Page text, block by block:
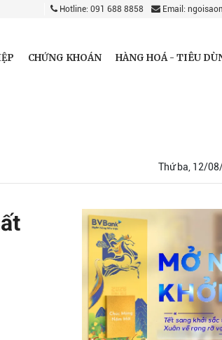
Hotline: 091 688 8858 Email:
CHỨNG KHOÁN HÀNG HOÁ - TIÊU
Thứ ba, 12/